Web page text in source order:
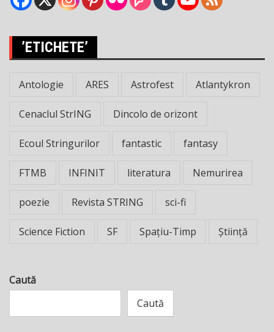
’ETICHETE’
Antologie ARES Astrofest Atlantykron
Cenaclul StrING Dincolo de orizont
Ecoul Stringurilor fantastic fantasy
FTMB INFINIT literatura Nemurirea
poezie Revista STRING sci-fi
Science Fiction SF Spațiu-Timp Știință
Caută
Caută